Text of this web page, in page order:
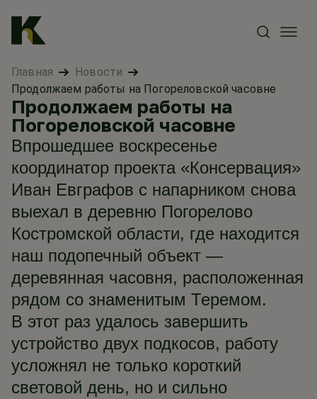
Главная
Новости
Продолжаем работы на Погореловской часовне
Продолжаем работы на
Погореловской часовне
Впрошедшее воскресенье
координатор проекта «Консервация»
Иван Евграфов с напарником снова
выехал в деревню Погорелово
Костромской области, где находится
наш подопечный объект —
деревянная часовня, расположенная
рядом со знаменитым Теремом.
В этот раз удалось завершить
устройство двух подкосов, работу
усложнял не только короткий
световой день, но и сильно